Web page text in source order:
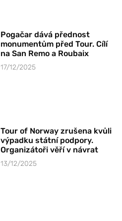
Pogačar dává přednost
monumentům před Tour. Cílí
na San Remo a Roubaix
17/12/2025
Tour of Norway zrušena kvůli
výpadku státní podpory.
Organizátoři věří v návrat
13/12/2025